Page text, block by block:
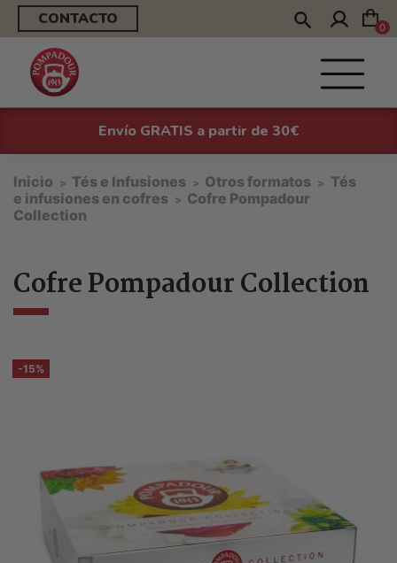
CONTACTO 0
Envío GRATIS a partir de 30€
Inicio Tés e Infusiones Otros formatos
Tés
e infusiones en cofres
Cofre Pompadour
Collection
Cofre Pompadour Collection
-15%